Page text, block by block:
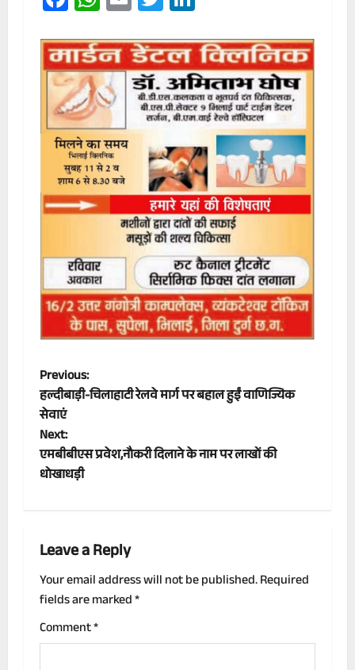
P
o
s
t
a
v
i
g
Previous:
हल्दीबाड़ी-चिलाहाटी रेलवे मार्ग पर बहाल हुईं वाणिज्यिक
सेवाएं
Next:
एमबीबीएस प्रवेश,नाैकरी दिलाने के नाम पर लाखों की
धोखाधड़ी
Leave a Reply
Your email address will not be published.Required
fields are marked*
Comment*